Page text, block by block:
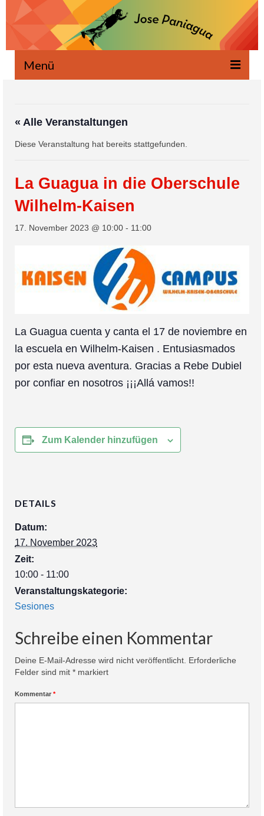
Menü
Neuigkeiten
Geschrieben
Projekte
Zusammenarbeit
« Alle Veranstaltungen
Diese Veranstaltung hat bereits stattgefunden.
La Guagua in die Oberschule
Wilhelm-Kaisen
17. November 2023 @ 10:00 - 11:00
La Guagua cuenta y canta el 17 de noviembre en
la escuela en Wilhelm-Kaisen . Entusiasmados
por esta nueva aventura. Gracias a Rebe Dubiel
por confiar en nosotros ¡¡¡Allá vamos!!
Zum Kalender hinzufügen
DETAILS
Datum:
17. November 2023
Zeit:
10:00 - 11:00
Veranstaltungskategorie:
Sesiones
Schreibe einen Kommentar
Deine E-Mail-Adresse wird nicht veröffentlicht. Erforderliche
Felder sind mit * markiert
Kommentar *